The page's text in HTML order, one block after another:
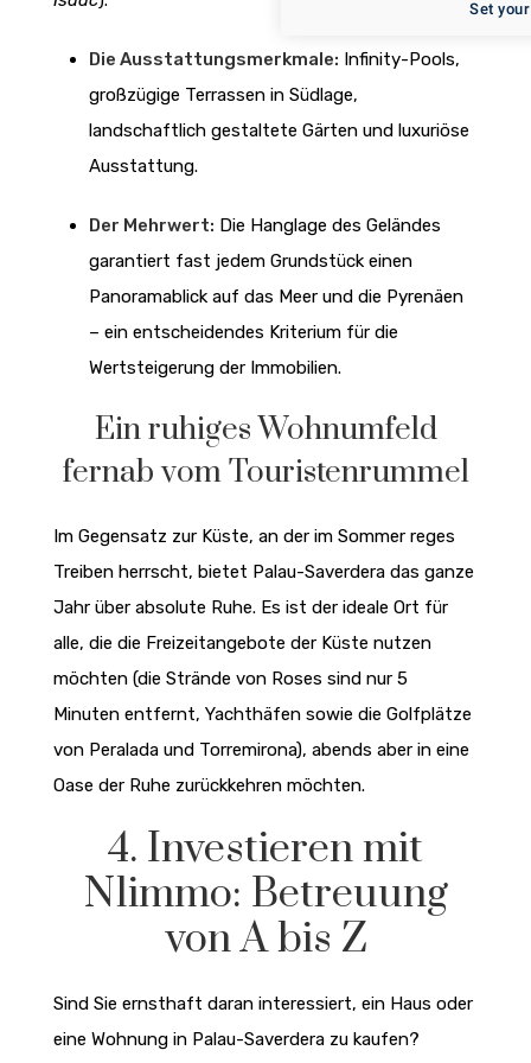
Die Ausstattungsmerkmale: Infinity-Pools,
großzügige Terrassen in Südlage,
landschaftlich gestaltete Gärten und luxuriöse
Ausstattung.
Der Mehrwert: Die Hanglage des Geländes
garantiert fast jedem Grundstück einen
Panoramablick auf das Meer und die Pyrenäen
– ein entscheidendes Kriterium für die
Wertsteigerung der Immobilien.
Ein ruhiges Wohnumfeld
fernab vom Touristenrummel
Im Gegensatz zur Küste, an der im Sommer reges
Treiben herrscht, bietet Palau-Saverdera das ganze
Jahr über absolute Ruhe. Es ist der ideale Ort für
alle, die die Freizeitangebote der Küste nutzen
möchten (die Strände von Roses sind nur 5
Minuten entfernt, Yachthäfen sowie die Golfplätze
von Peralada und Torremirona), abends aber in eine
Oase der Ruhe zurückkehren möchten.
4. Investieren mit
N1immo: Betreuung
von A bis Z
Sind Sie ernsthaft daran interessiert, ein Haus oder
eine Wohnung in Palau-Saverdera zu kaufen?
Set